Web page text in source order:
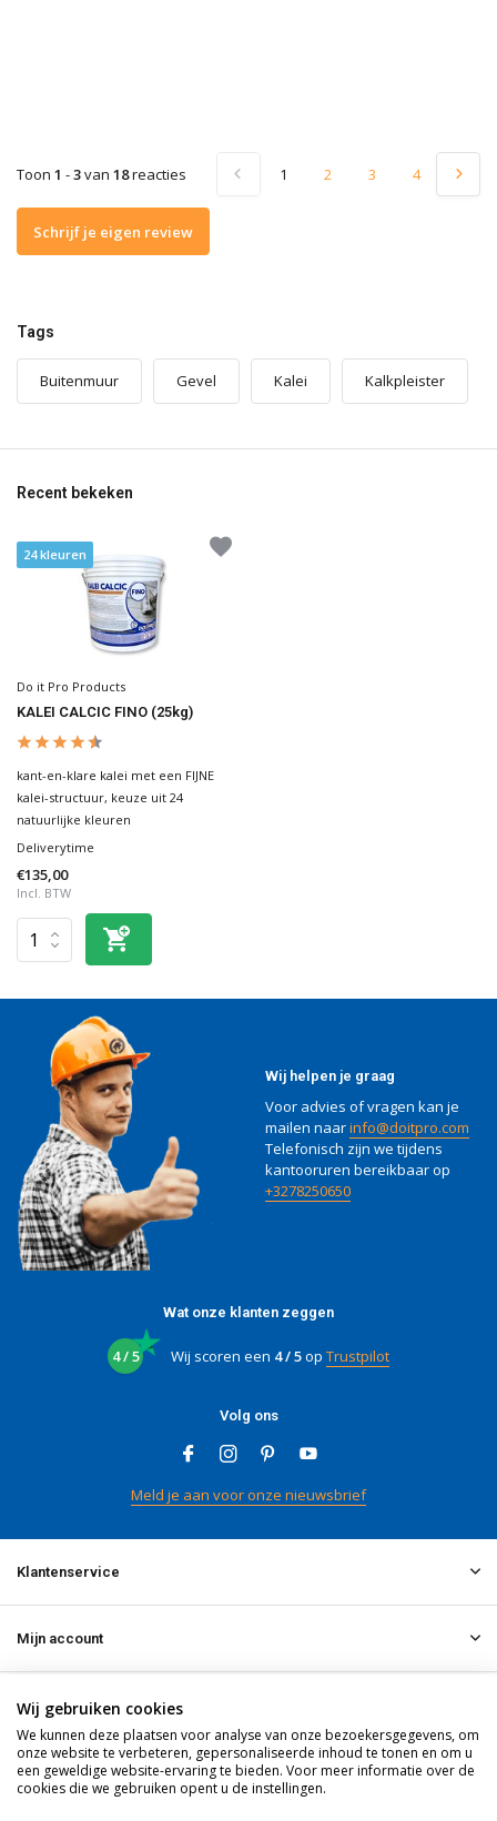
Toon 1 -3van 18reacties 1 2 3 4 5
Schrijf je eigen review
Tags
Buitenmuur Gevel Kalei Kalkpleister
Recent bekeken
24 kleuren
Do it Pro Products
KALEI CALCIC FINO (25kg)
kant-en-klare kalei met een FIJNE
kalei-structuur, keuze uit 24
natuurlijke kleuren
Deliverytime
€135,00
Incl. BTW
Wij helpen je graag
Voor advies of vragen kan je
mailen naarinfo@doitpro.com
Telefonisch zijn we tijdens
kantooruren bereikbaar op
+3278250650
Wat onze klanten zeggen
4 / 5 Wij scoren een 4 / 5op Trustpilot
Volg ons
Meld je aan voor onze nieuwsbrief
Klantenservice
Mijn account
Informatie
Contact
Wij gebruiken cookies
We kunnen deze plaatsen voor analyse van onze bezoekersgegevens, om
onze website te verbeteren, gepersonaliseerde inhoud te tonen en om u
een geweldige website-ervaring te bieden. Voor meer informatie over de
cookies die we gebruiken opent u de instellingen.